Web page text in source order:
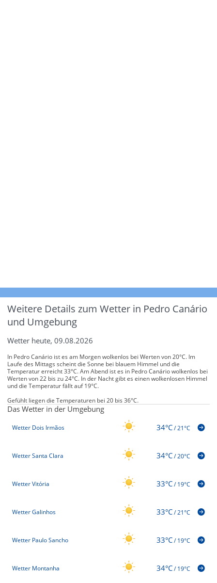
Weitere Details zum Wetter in Pedro Canário
und Umgebung
Wetter heute, 09.08.2026
In Pedro Canário ist es am Morgen wolkenlos bei Werten von 20°C. Im
Laufe des Mittags scheint die Sonne bei blauem Himmel und die
Temperatur erreicht 33°C. Am Abend ist es in Pedro Canário wolkenlos bei
Werten von 22 bis zu 24°C. In der Nacht gibt es einen wolkenlosen Himmel
und die Temperatur fällt auf 19°C.
Gefühlt liegen die Temperaturen bei 20 bis 36°C.
Das Wetter in der Umgebung
Wetter Dois Irmãos 34°C/21°C
Wetter Santa Clara 34°C/20°C
Wetter Vitória 33°C/19°C
Wetter Galinhos 33°C/21°C
Wetter Paulo Sancho 33°C/19°C
Wetter Montanha 34°C/19°C